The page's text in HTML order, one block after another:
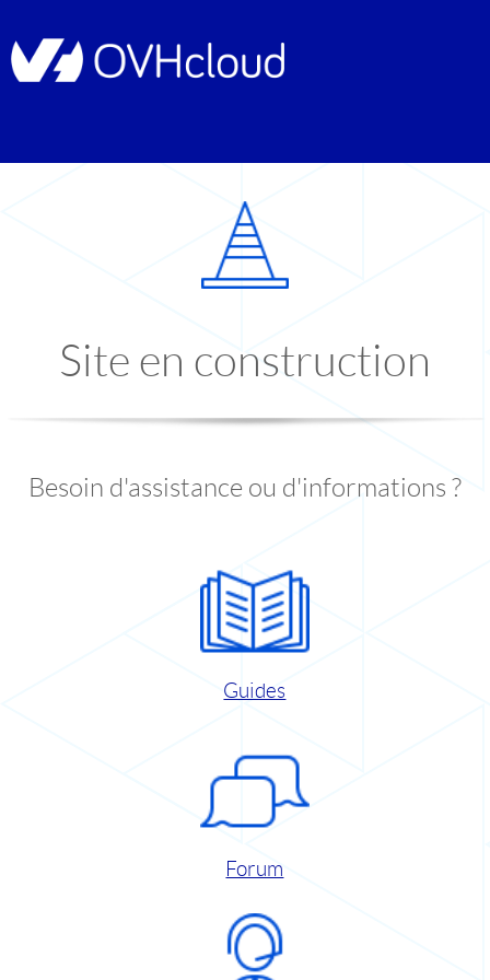
Site en construction
Besoin d'assistance ou d'informations ?
Guides
Forum